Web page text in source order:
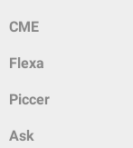
CME
Flexa
Piccer
Ask